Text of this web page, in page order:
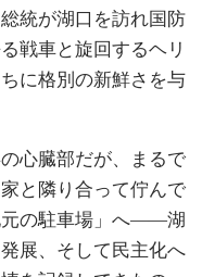
統が湖口を訪れ国防
戦車と旋回するヘリ
に格別の新鮮さを与
心臓部だが、まるで
と隣り合って佇んで
元の駐車場」へ——湖
展、そして民主化へ